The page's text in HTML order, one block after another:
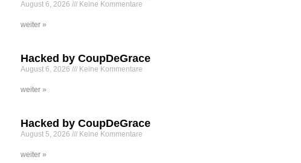
August 6, 2026 Keine Kommentare
weiter »
Hacked by CoupDeGrace
August 6, 2026 Keine Kommentare
weiter »
Hacked by CoupDeGrace
August 5, 2026 Keine Kommentare
weiter »